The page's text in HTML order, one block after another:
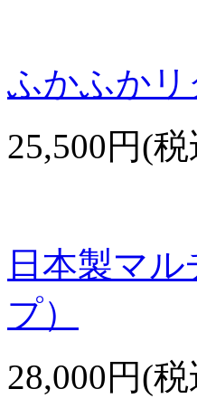
ふかふか
25,500円(
日本製マ
プ）
28,000円(